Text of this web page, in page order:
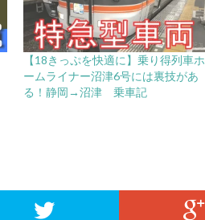
【18きっぷを快適に】乗り得列車ホ
ームライナー沼津6号には裏技があ
る！静岡→沼津 乗車記